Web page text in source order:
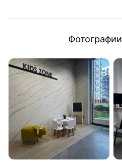
Фотографии